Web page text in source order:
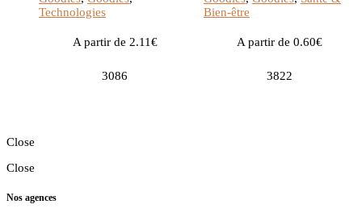
Technologies
A partir de 2.11€
3086
Bien-être
A partir de 0.60€
3822
Close
Close
Nos agences